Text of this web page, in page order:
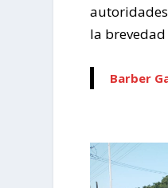
la
Barber